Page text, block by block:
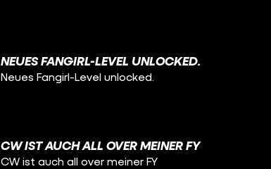
NEUES FANGIRL-LEVEL UNLOCKED.
Neues Fangirl-Level unlocked.
CW IST AUCH ALL OVER MEINER FY
CW ist auch all over meiner FY